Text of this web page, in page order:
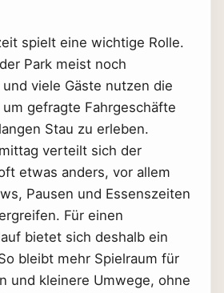
spielt eine wichtige Rolle.
Park meist noch
viele Gäste nutzen die
gefragte Fahrgeschäfte
Stau zu erleben.
verteilt sich der
etwas anders, vor allem
Pausen und Essenszeiten
Für einen
bietet sich deshalb ein
bleibt mehr Spielraum für
und kleinere Umwege, ohne